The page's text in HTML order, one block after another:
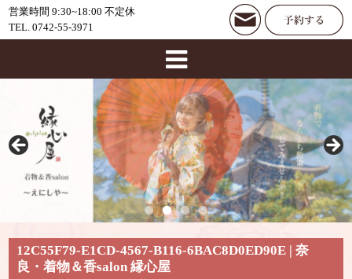
営業時間 9:30~18:00 不定休
TEL. 0742-55-3971
12C55F79-E1CD-4567-B116-6BAC8D0ED90E | 奈
良・着物＆香salon 縁心屋